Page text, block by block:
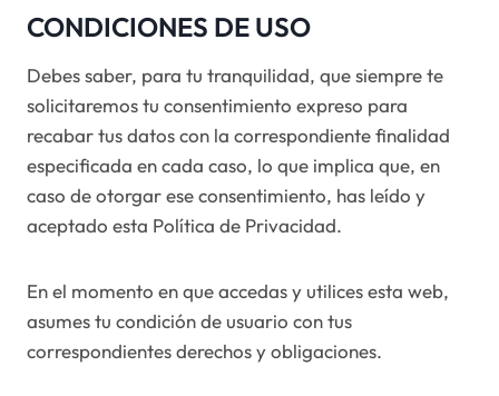
CONDICIONES DE USO
Debes saber, para tu tranquilidad, que siempre te
solicitaremos tu consentimiento expreso para
recabar tus datos con la correspondiente finalidad
especificada en cada caso, lo que implica que, en
caso de otorgar ese consentimiento, has leído y
aceptado esta Política de Privacidad.
En el momento en que accedas y utilices esta web,
asumes tu condición de usuario con tus
correspondientes derechos y obligaciones.